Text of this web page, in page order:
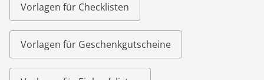
Vorlagen für Checklisten
Vorlagen für Geschenkgutscheine